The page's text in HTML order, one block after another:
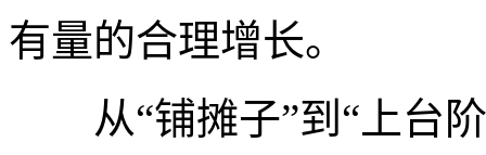
有量的合理增长。
从“铺摊子”到“上台阶